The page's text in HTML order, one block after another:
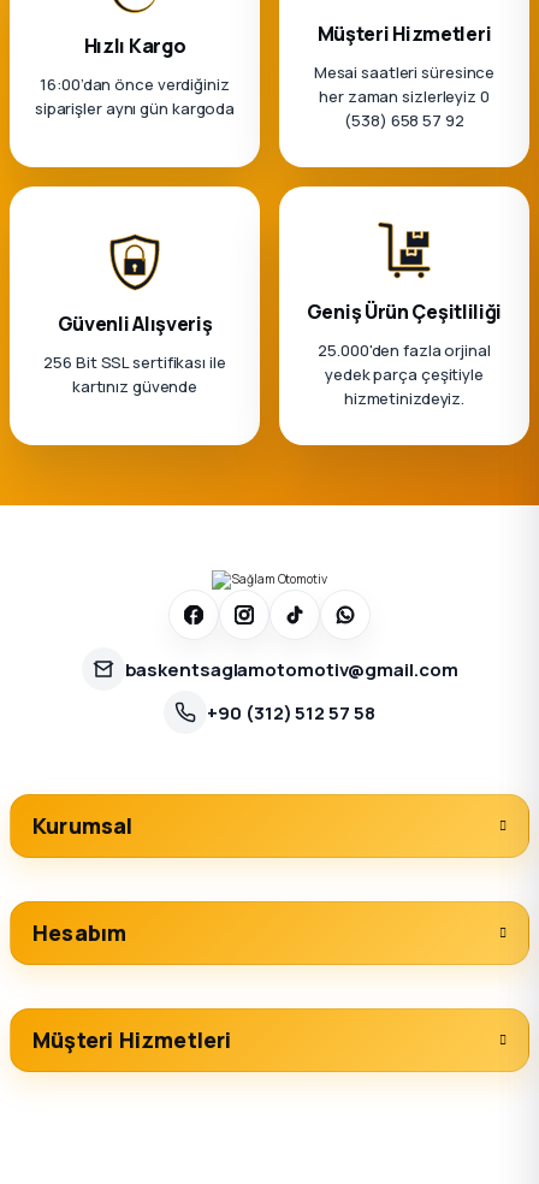
Hızlı Kargo
16:00’dan önce verdiğiniz
siparişler aynı gün kargoda
Müşteri Hizmetleri
Mesai saatleri süresince
her zaman sizlerleyiz 0
(538) 658 57 92
Güvenli Alışveriş
256 Bit SSL sertifikası ile
kartınız güvende
Geniş Ürün Çeşitliliği
25.000'den fazla orjinal
yedek parça çeşitiyle
hizmetinizdeyiz.
baskentsaglamotomotiv@gmail.com
+90 (312) 512 57 58
Kurumsal
Hesabım
Müşteri Hizmetleri